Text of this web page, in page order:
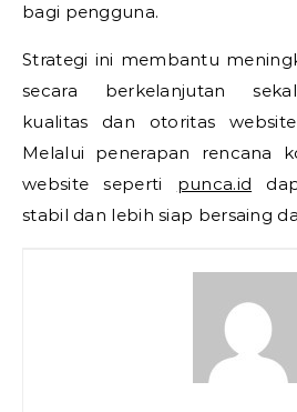
bagi pengguna.
Strategi ini membantu
secara berkelanjutan
kualitas dan otoritas
Melalui penerapan rencana
website seperti punca.id
stabil dan lebih siap bersaing